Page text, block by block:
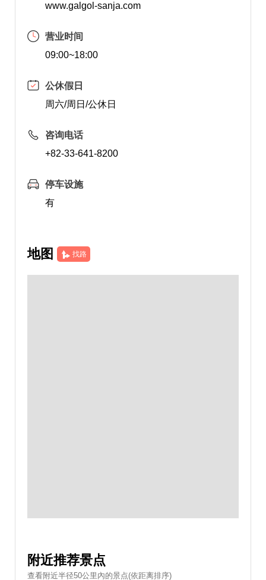
www.galgol-sanja.com
营业时间
09:00~18:00
公休假日
周六/周日/公休日
咨询电话
+82-33-641-8200
停车设施
有
地图 找路
附近推荐景点
查看附近半径50公里內的景点(依距离排序)